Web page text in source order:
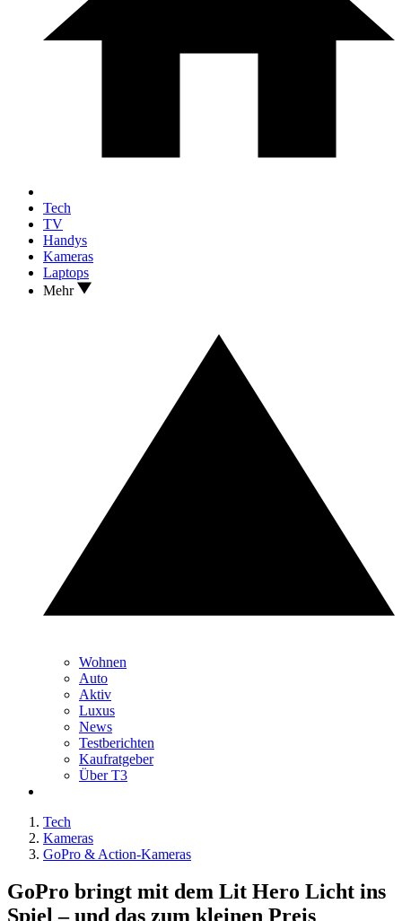
Tech
TV
Handys
Kameras
Laptops
Mehr
Wohnen
Auto
Aktiv
Luxus
News
Testberichten
Kaufratgeber
Über T3
Tech
Kameras
GoPro & Action-Kameras
GoPro bringt mit dem Lit Hero Licht ins
Spiel – und das zum kleinen Preis